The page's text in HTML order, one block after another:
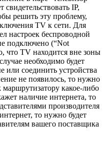
свидетельствовать IP,
решить эту проблему,
TV к сети. Для
настроек беспроводной
подключено (“Not
что TV находится вне зоны
необходимо будет
или соединить устройства
не появилось, то нужно
какое-либо
наличие интернета, то
производителя
то нужно будет
вашего поставщика